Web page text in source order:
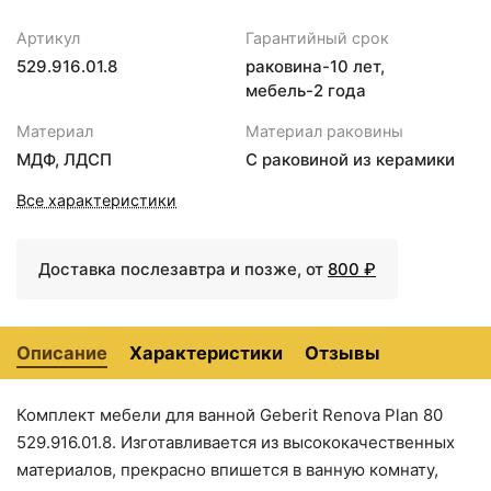
₽
Раковина 40х30 см
273040000
10003 ₽
Полупьедестал для
Renova 290520000
10003 ₽
Полупьедестал для
раковины Geberit
10059 ₽
Раковина 45х34 см
Geberit Renova
Артикул
529.916.01.8
Гарантийный срок
раковина-10 лет,
мебель-2 года
Материал
МДФ, ЛДСП
Материал раковины
С раковиной из керамики
Все характеристики
Доставка послезавтра и позже, от 800 ₽
Описание Характеристики Отзывы
Комплект мебели для ванной Geberit Renova Plan 80
529.916.01.8. Изготавливается из высококачественных
материалов, прекрасно впишется в ванную комнату,